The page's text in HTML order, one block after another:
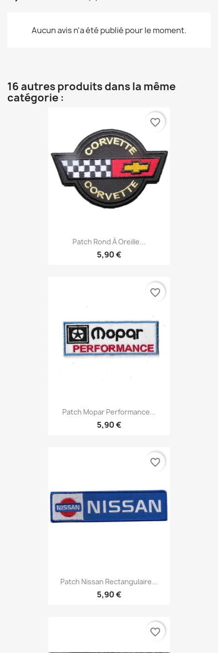
Aucun avis n'a été publié pour le moment.
16 autres produits dans la même
catégorie :
Patch Rond À Oreille...
5,90 €
favorite_border
Patch Mopar Performance...
5,90 €
favorite_border
Patch Nissan Rectangulaire...
5,90 €
favorite_border
favorite_border